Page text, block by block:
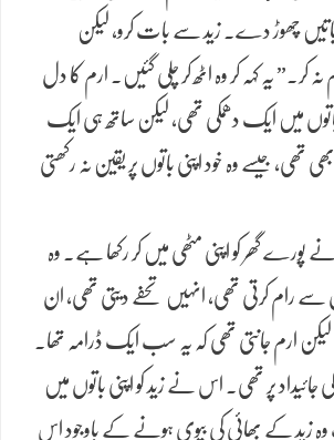
باتیں چھوڑ دے۔ زید سے بات کرو، لیکن
نہ کر۔” یہ کہہ کر وہ اٹھ کر چلی گئیں۔ ارم کا دل
میں ایک دھمکی تھی، لیکن ساتھ ہی ایک
جیسے وہ خود اپنی باتوں پر یقین نہ رکھتی
پورے گھر کو اپنی مٹھی میں کر رکھا ہے۔ وہ
سے رام کرتی تھی، انہیں تحفے دیتی تھی، ان
لیکن ارم جانتی تھی کہ یہ سب ایک ڈرامہ تھا۔
جائیداد پر تھی۔ اس نے زید کو اپنی باتوں میں
وہ زید کے بھائی کی بیوی ہونے کے باوجود اس